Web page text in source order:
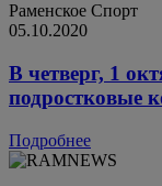
Раменское Спорт
05.10.2020
В четверг, 1
подростковые
Подробнее